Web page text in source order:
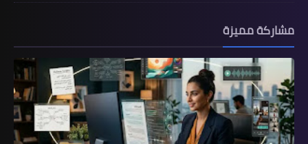
مشاركة مميزة